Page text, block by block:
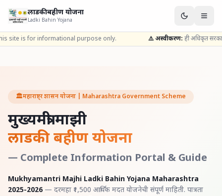
लाडकी बहीण योजना
Ladki Bahin Yojana
informational purpose only. ⚠️ अस्वीकरण:ही अधिकृत सरकारी वेबसाइट
🏛️महाराष्ट्र शासन योजना | Maharashtra Government Scheme
मुख्यमंत्री माझी
लाडकी बहीण योजना
— Complete Information Portal & Guide
Mukhyamantri Majhi Ladki Bahin Yojana Maharashtra
2025-2026 — दरमहा ₹1,500 आर्थिक मदत योजनेची संपूर्ण माहिती. पात्रता